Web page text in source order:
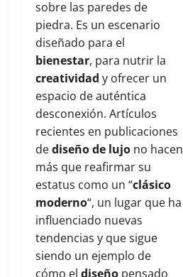
sobre las paredes de
piedra. Es un escenario
diseñado para el
bienestar, para nutrir la
creatividad y ofrecer un
espacio de auténtica
desconexión. Artículos
recientes en publicaciones
dediseño de lujo no hacen
más que reafirmar su
estatus como un “clásico
moderno“, un lugar que ha
influenciado nuevas
tendencias y que sigue
siendo un ejemplo de
cómo el diseño pensado